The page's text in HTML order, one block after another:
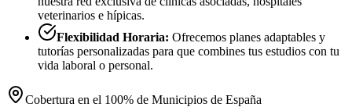
veterinarios e hípicas.
Flexibilidad Horaria: Ofrecemos planes adaptables y
tutorías personalizadas para que combines tus estudios con tu
vida laboral o personal.
Cobertura en el 100% de Municipios de España